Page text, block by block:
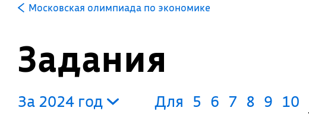
Московская олимпиада по экономике
Задания
За 2024 год Для 5 6 7 8 9 10